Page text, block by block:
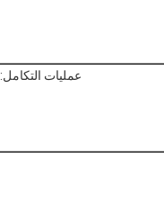
عمليات التكامل: Microsoft® System Center ،